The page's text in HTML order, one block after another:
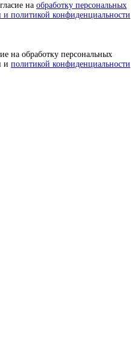
на обработку персональных
и политикой конфиденциальности
на обработку персональных
и политикой конфиденциальности